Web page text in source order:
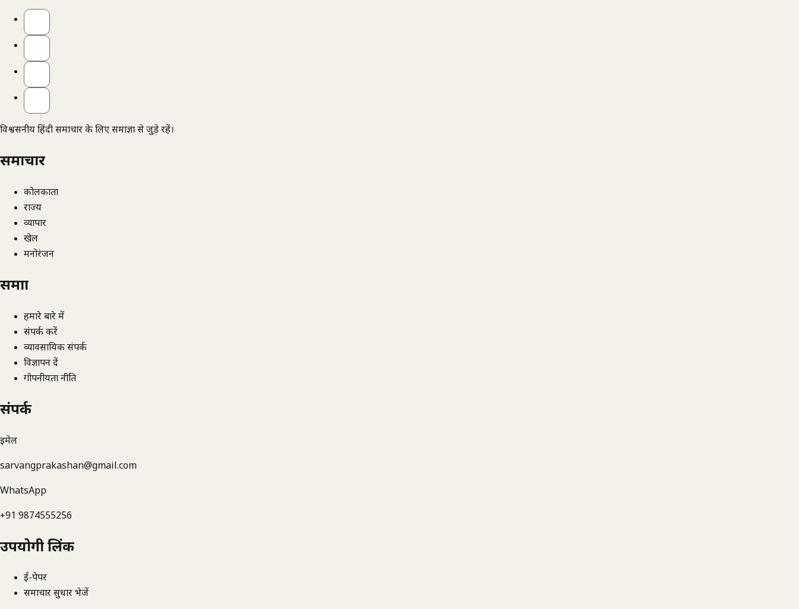
विश्वसनीय हिंदी समाचार के लिए समाज्ञा से जुड़े रहें।
समाचार
कोलकाता
राज्य
व्यापार
खेल
मनोरंजन
समाज्ञा
हमारे बारे में
संपर्क करें
व्यावसायिक संपर्क
विज्ञापन दें
गोपनीयता नीति
संपर्क
ईमेल
sarvangprakashan@gmail.com
WhatsApp
+91 9874555256
उपयोगी लिंक
ई-पेपर
समाचार सुधार भेजें